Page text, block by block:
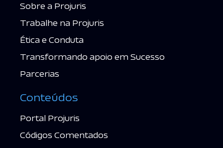
Sobre a Projuris
Trabalhe na Projuris
Ética e Conduta
Transformando apoio em Sucesso
Parcerias
Conteúdos
Portal Projuris
Códigos Comentados